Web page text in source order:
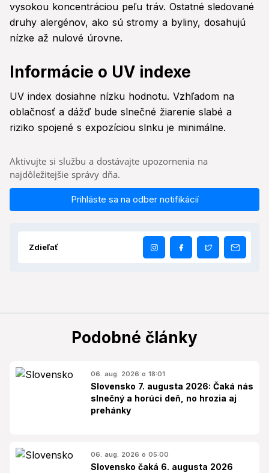
vysokou koncentráciou peľu tráv. Ostatné sledované
druhy alergénov, ako sú stromy a byliny, dosahujú
nízke až nulové úrovne.
Informácie o UV indexe
UV index dosiahne nízku hodnotu. Vzhľadom na
oblačnosť a dážď bude slnečné žiarenie slabé a
riziko spojené s expozíciou slnku je minimálne.
Aktivujte si službu a dostávajte upozornenia na
najdôležitejšie správy dňa.
Prihláste sa na odber notifikácií
Zdieľať
Podobné články
06. aug. 2026 o 18:01
Slovensko 7. augusta 2026: Čaká nás
slnečný a horúci deň, no hrozia aj
prehánky
06. aug. 2026 o 05:00
Slovensko čaká 6. augusta 2026